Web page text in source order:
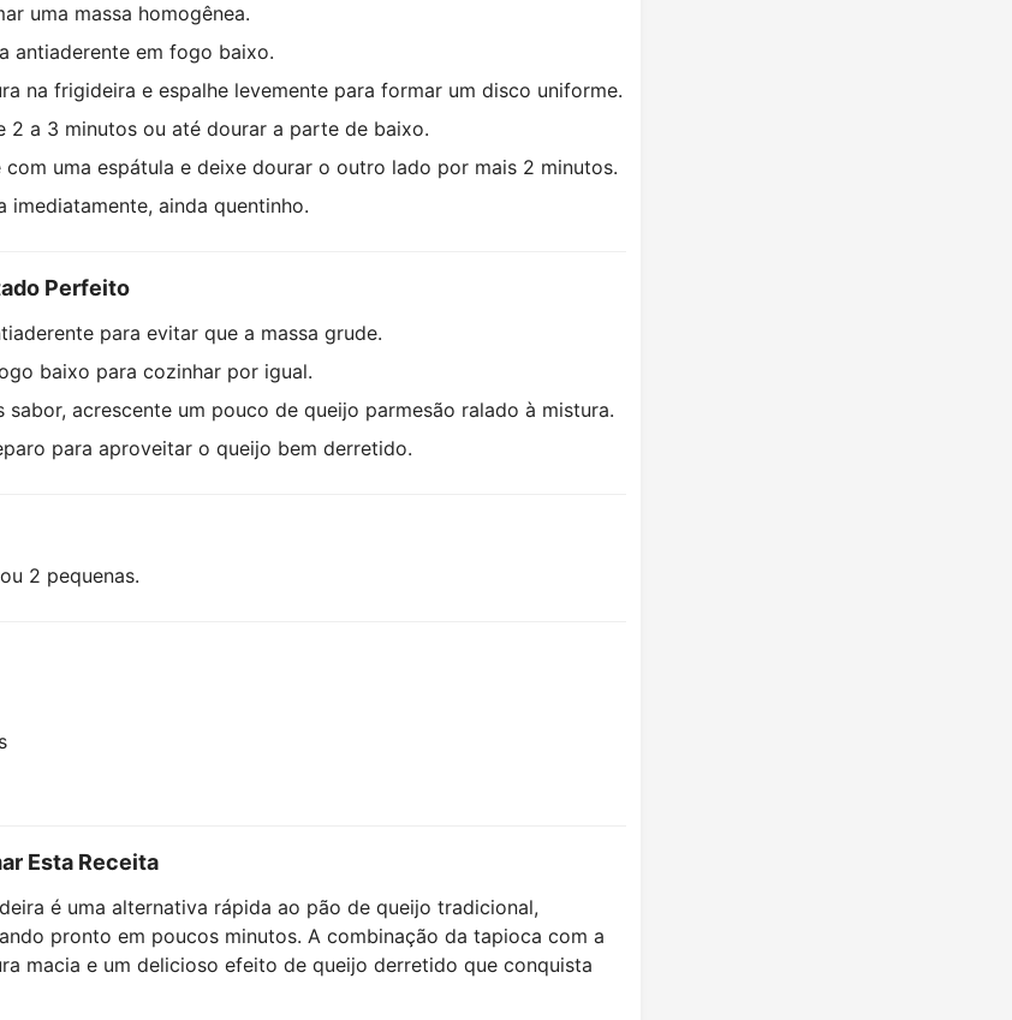
uma massa homogênea.
antiaderente em fogo baixo.
na frigideira e espalhe levemente para formar um disco uniforme.
2 a 3 minutos ou até dourar a parte de baixo.
com uma espátula e deixe dourar o outro lado por mais 2 minutos.
imediatamente, ainda quentinho.
Perfeito
para evitar que a massa grude.
baixo para cozinhar por igual.
sabor, acrescente um pouco de queijo parmesão ralado à mistura.
para aproveitar o queijo bem derretido.
2 pequenas.
Esta Receita
é uma alternativa rápida ao pão de queijo tradicional,
pronto em poucos minutos. A combinação da tapioca com a
macia e um delicioso efeito de queijo derretido que conquista